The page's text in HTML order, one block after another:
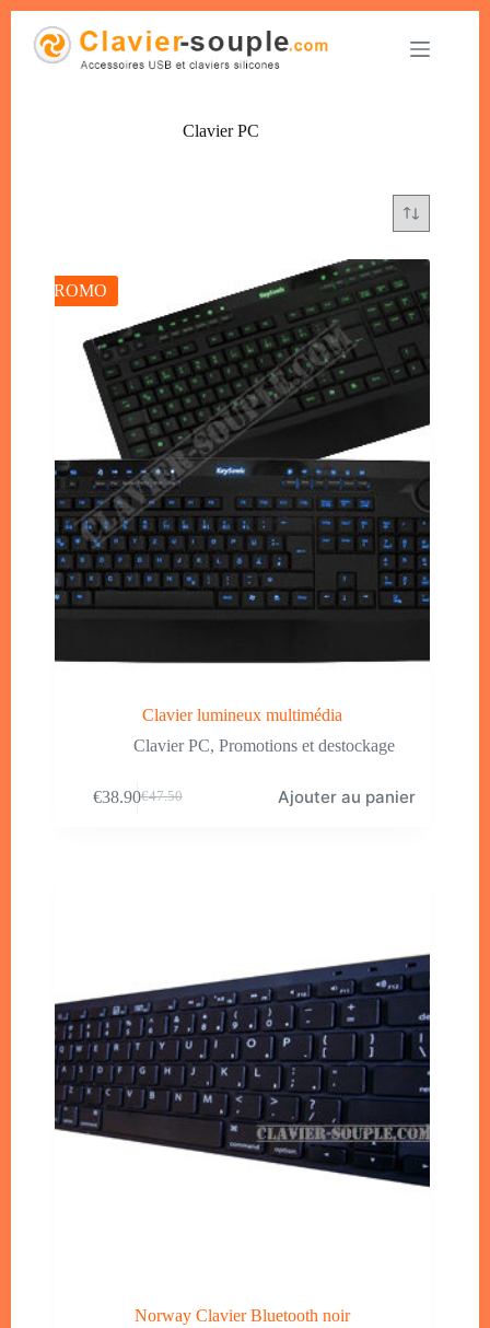
Clavier PC
PROMO
Clavier lumineux multimédia
Clavier PC,Promotions et destockage
€47.50
€38.90 Ajouter au panier
Norway Clavier Bluetooth noir